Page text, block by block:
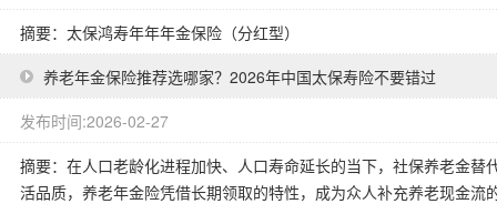
摘要：太保鸿寿年年年金保险（分红型）
养老年金保险推荐选哪家？2026年中国太保寿险不要错过
发布时间:2026-02-27
摘要：在人口老龄化进程加快、人口寿命延长的当下，社保养老金
活品质，养老年金险凭借长期领取的特性，成为众人补充养老现金